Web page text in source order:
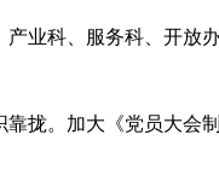
业科、服务科、开放
拢。加大《党员大